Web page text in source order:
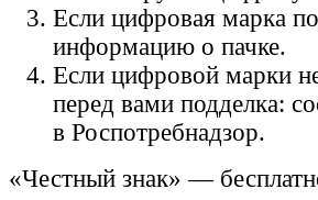
Если цифровая марка
информацию о пачке.
Если цифровой марки
перед вами подделка:
в Роспотребнадзор.
«Честный знак» —